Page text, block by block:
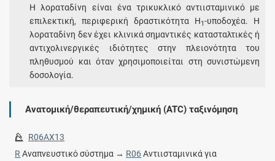
Η λοραταδίνη είναι ένα τρικυκλικό αντιισταμινικό με
επιλεκτική, περιφερική δραστικότητα H1-υποδοχέα. Η
λοραταδίνη δεν έχει κλινικά σημαντικές κατασταλτικές ή
αντιχολινεργικές ιδιότητες στην πλειονότητα του
πληθυσμού και όταν χρησιμοποιείται στη συνιστώμενη
δοσολογία.
Ανατομική/θεραπευτική/χημική (ATC) ταξινόμηση
R06AX13
R Αναπνευστικό σύστημα → R06Αντιισταμινικά για